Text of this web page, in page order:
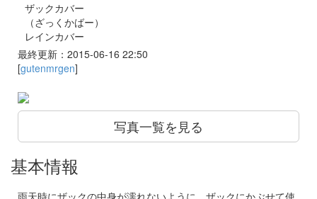
ザックカバー
（ざっくかばー）
レインカバー
最終更新：2015-06-16 22:50
[gutenmrgen]
写真一覧を見る
基本情報